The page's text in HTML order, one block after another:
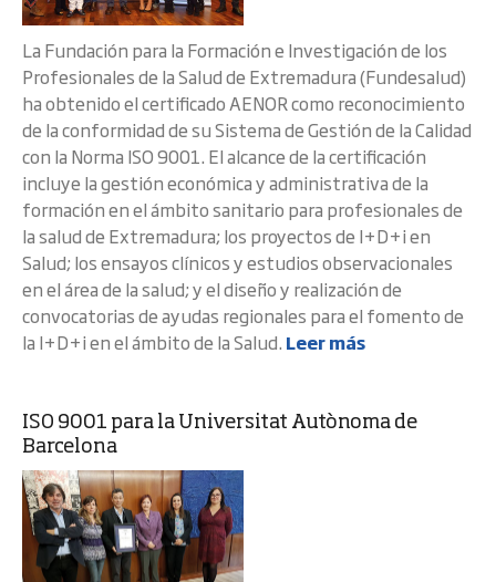
La Fundación para la Formación e Investigación de los
Profesionales de la Salud de Extremadura (Fundesalud)
ha obtenido el certificado AENOR como reconocimiento
de la conformidad de su Sistema de Gestión de la Calidad
con la Norma ISO 9001. El alcance de la certificación
incluye la gestión económica y administrativa de la
formación en el ámbito sanitario para profesionales de
la salud de Extremadura; los proyectos de I+D+i en
Salud; los ensayos clínicos y estudios observacionales
en el área de la salud; y el diseño y realización de
convocatorias de ayudas regionales para el fomento de
la I+D+i en el ámbito de la Salud. Leer más
ISO 9001 para la Universitat Autònoma de
Barcelona